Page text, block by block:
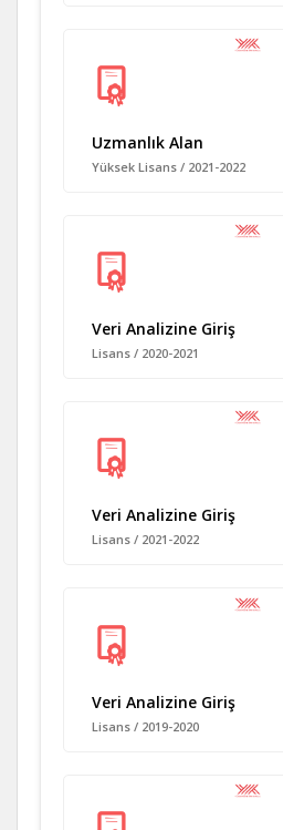
Uzmanlık Alan
Yüksek Lisans / 2021-2022
Veri Analizine Giriş
Lisans / 2020-2021
Veri Analizine Giriş
Lisans / 2021-2022
Veri Analizine Giriş
Lisans / 2019-2020